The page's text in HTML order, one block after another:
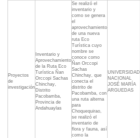
Proyectos
de
investigación
Inventario y
Aprovechamiento
de la Ruta Eco
Turística Ñan
Orccopi Sachas
Chinchay,
Distrito
Pacobamba,
Provincia de
Andahuaylas
Se realizó el
inventario y
como se genera
el
aprovechamiento
de una nueva
ruta Eco
Turística cuyo
nombre se
conoce como
Ñan Orccopi
Sachas
Chinchay, que
conecta el
distrito de
Pacobamba, con
una ruta alterna
para
Choquequirao,
se realizó el
inventario de
flora y fauna, así
como la
UNIVERSIDAD
NACIONAL
JOSÉ MARÍA
ARGUEDAS